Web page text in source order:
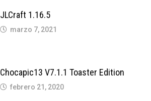
JLCraft 1.16.5
marzo 7, 2021
Chocapic13 V7.1.1 Toaster Edition
febrero 21, 2020